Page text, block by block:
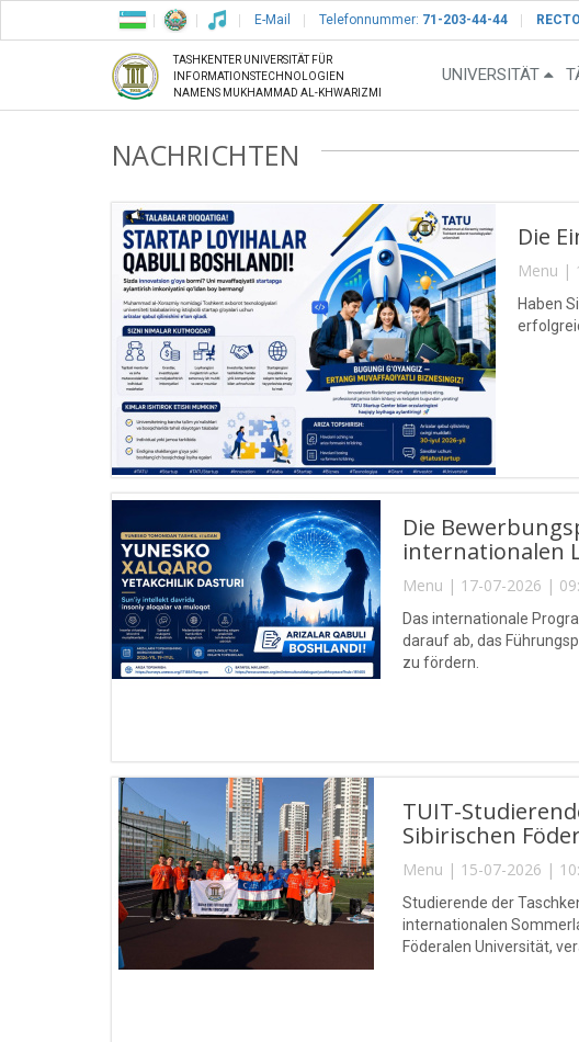
E-Mail Telefonnummer: 71-203-44-44
TASHKENTER UNIVERSITÄT FÜR
INFORMATIONSTECHNOLOGIEN
NAMENS MUKHAMMAD AL-KHWARIZMI
UNIVERSITÄT
NACHRICHTEN
Die
Menu |
Haben
Die
internationalen
Menu | 17-07-2026 |
Das internationale
darauf ab, das
zu fördern.
TUIT-
Sibirischen
Menu | 15-07-2026 |
Studierende der
internationalen
Föderalen Universität,